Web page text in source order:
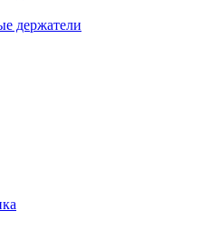
держатели